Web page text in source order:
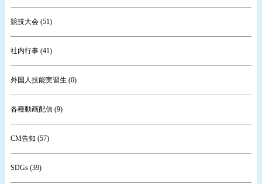
競技大会 (51)
社内行事 (41)
外国人技能実習生 (0)
各種動画配信 (9)
CM告知 (57)
SDGs (39)